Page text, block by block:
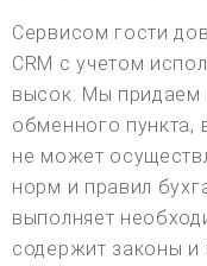
Сервисом гости
CRM с учетом
высок. Мы придаем
обменного пункта,
не может
норм и правил
выполняет
содержит законы и